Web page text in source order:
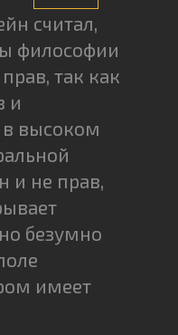
считал,
философии
так как
и
в высоком
и не прав,
безумно
имеет